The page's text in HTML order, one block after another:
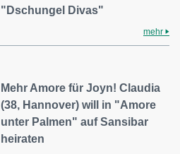
"Dschungel Divas"
mehr
Mehr Amore für Joyn! Claudia
(38, Hannover) will in "Amore
unter Palmen" auf Sansibar
heiraten